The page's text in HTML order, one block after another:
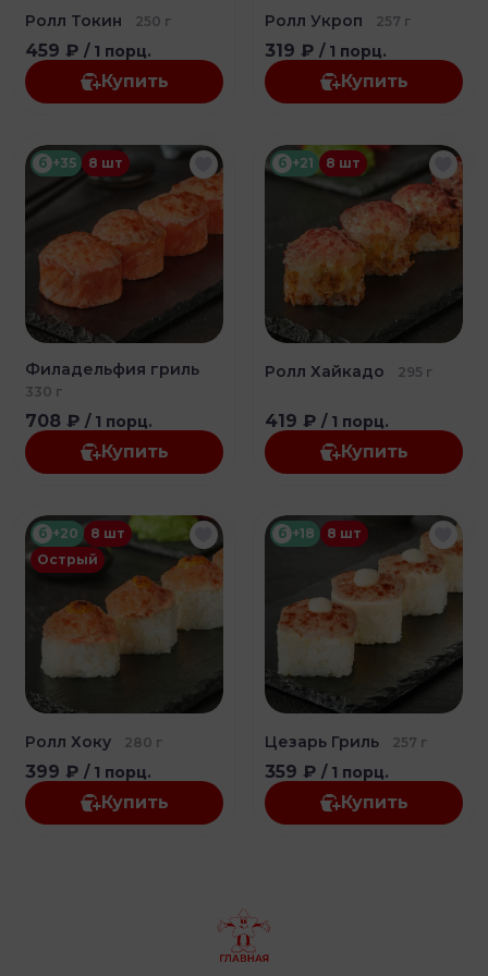
Ролл Токин 250 г
459 ₽ / 1 порц.
Купить
Ролл Укроп 257 г
319 ₽ / 1 порц.
Купить
б +35 8 шт
Филадельфия гриль
330 г
708 ₽ / 1 порц.
Купить
б +21 8 шт
Ролл Хайкадо 295 г
419 ₽ / 1 порц.
Купить
б +20
8 шт
Острый
Ролл Хоку 280 г
399 ₽ / 1 порц.
Купить
б +18 8 шт
Цезарь Гриль 257 г
359 ₽ / 1 порц.
Купить